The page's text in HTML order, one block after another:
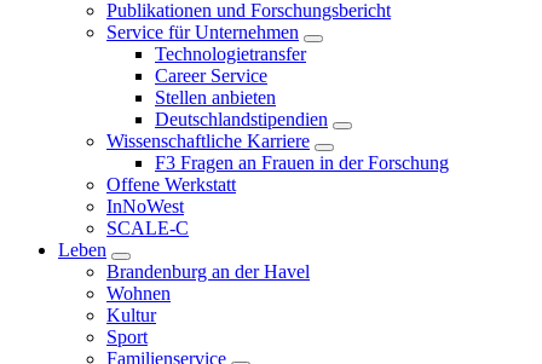
Publikationen und Forschungsbericht
Service für Unternehmen
Technologietransfer
Career Service
Stellen anbieten
Deutschlandstipendien
Wissenschaftliche Karriere
F3 Fragen an Frauen in der Forschung
Offene Werkstatt
InNoWest
SCALE-C
Leben
Brandenburg an der Havel
Wohnen
Kultur
Sport
Familienservice